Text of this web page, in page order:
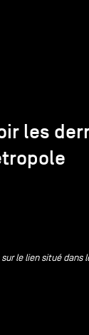
les
le lien situé dans